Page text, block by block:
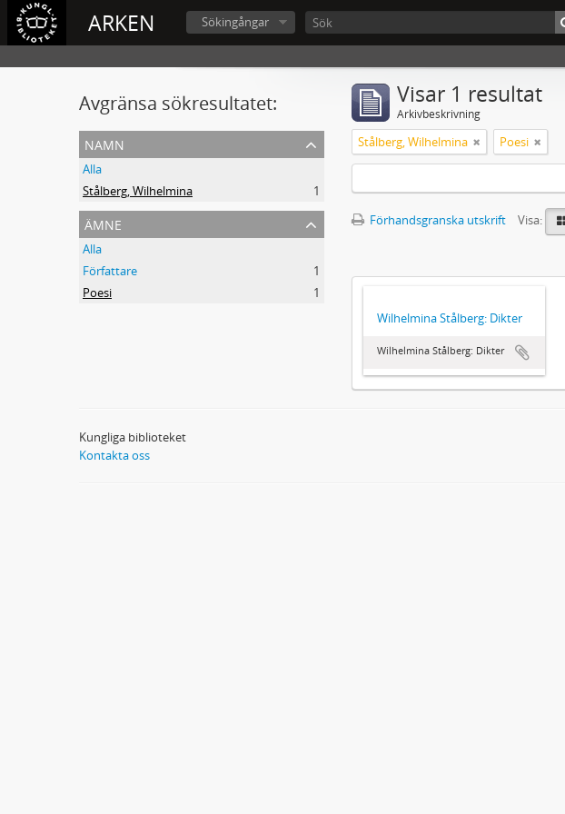
ARKEN Sökingångar
Avgränsa sökresultatet:
namn
Alla
Stålberg, Wilhelmina
1
ämne
Alla
Författare
1
Poesi
1
Visar 1 resultat
Arkivbeskrivning
Stålberg, Wilhelmina Poesi
Förhandsgranska utskrift
Visa:
Wilhelmina Stålberg: Dikter
Wilhelmina Stålberg: Dikter
Kungliga biblioteket
Kontakta oss